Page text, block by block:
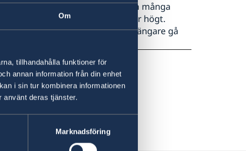
Om
tillhandahålla funktioner för
annan information från din enhet
i sin tur kombinera informationen
använt deras tjänster.
Marknadsföring
och dåligt underhållna och många
farlig och antalet olyckor är högt.
vandra ut på vägarna och fotgängare gå
risksituationer.